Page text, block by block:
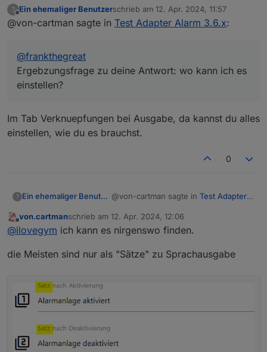
es einstellen?
? Ein ehemaliger Benutzerschrieb am 12. Apr. 2024, 11:57
zuletzt editiert von
@von-cartman sagte in Test Adapter Alarm 3.6.x:
@frankthegreat
Ergebzungsfrage zu deine Antwort: wo kann ich es
einstellen?
Im Tab Verknuepfungen bei Ausgabe, da kannst du alles
einstellen, wie du es brauchst.
0
? Ein ehemaliger Benutzer @von-cartman sagte in Test Adapter
@frankthegreat
Antwort: wo kann ich es
Im Tab Verknuepfungen bei Ausgabe,
da kannst du alles einstellen, wie du
Offline
von.cartmanschrieb am 12. Apr. 2024, 12:06
zuletzt editiert von
@ilovegym ich kann es nirgenswo finden.
die Meisten sind nur als "Sätze" zu Sprachausgabe